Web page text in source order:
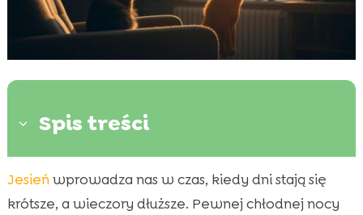
3 Spis treści
 Dlaczego koty potrzebują czasu na adaptację
do zmroku?
Jesień wprowadza nas w czas, kiedy dni stają się
krótsze, a wieczory dłuższe. Pewnej chłodnej nocy